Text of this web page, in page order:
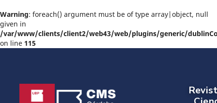
Warning: foreach() argument must be of type array|object, null
given in
/var/www/clients/client2/web43/web/plugins/generic/
on line 115